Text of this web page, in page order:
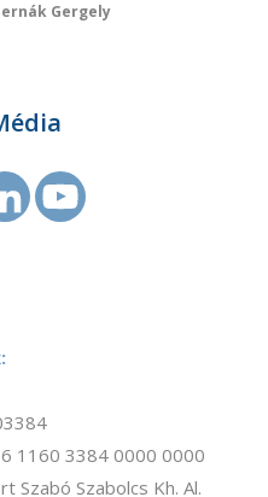
Gergely
1160 3384 0000 0000
Szabó Szabolcs Kh. Al.